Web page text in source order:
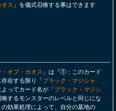
ス 」を儀式召喚する事はできます
オブ・カオス 」は『①：このカード
在する限り「 ブラック・マジシャ
ってカード名が「 ブラック・マジシ
するモンスターのレベルと同じにな
の効果処理によって、自分の墓地の